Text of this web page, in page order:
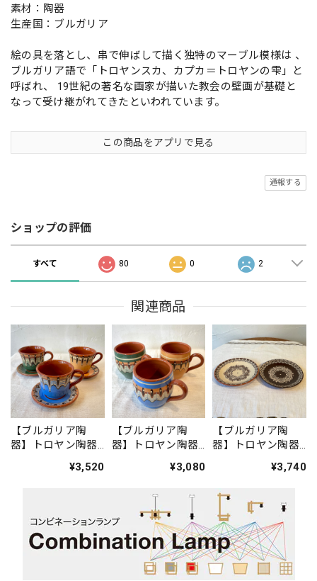
素材：陶器
生産国：ブルガリア
絵の具を落とし、串で伸ばして描く独特のマーブル模様は 、
ブルガリア語で「トロヤンスカ、カプカ＝トロヤンの雫」と
呼ばれ、 19世紀の著名な画家が描いた教会の壁画が基礎と
なって受け継がれてきたといわれています。
この商品をアプリで見る
通報する
ショップの評価
すべて 80 0 2
関連商品
【ブルガリア陶
器】トロヤン陶器
ー（青・緑・黄）
¥3,520
【ブルガリア陶
器】トロヤン陶器
（青・緑・黄）¥3,080
【ブルガリア陶
器】トロヤン陶器
¥3,740